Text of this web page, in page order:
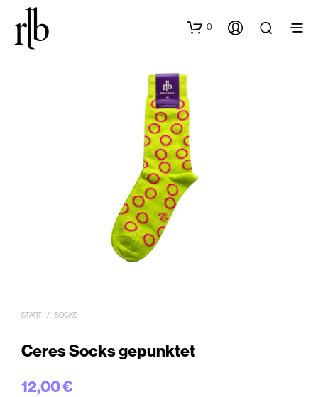
0
START / SOCKS
Ceres Socks gepunktet
12,00€